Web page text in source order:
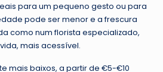
para um pequeno gesto ou para
pode ser menor e a frescura
como num florista especializado,
mais acessível.
mais baixos, a partir de €5-€10